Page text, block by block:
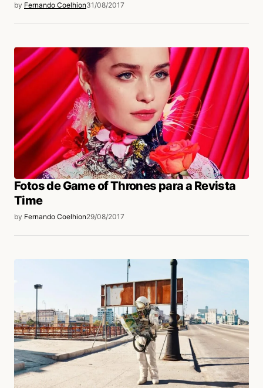
by Fernando Coelhion31/08/2017
Fotos de Game of Thrones para a Revista
Time
by Fernando Coelhion29/08/2017